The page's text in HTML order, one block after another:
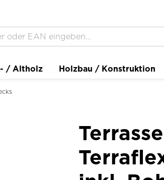
/ Altholz Holzbau / Konstruktion